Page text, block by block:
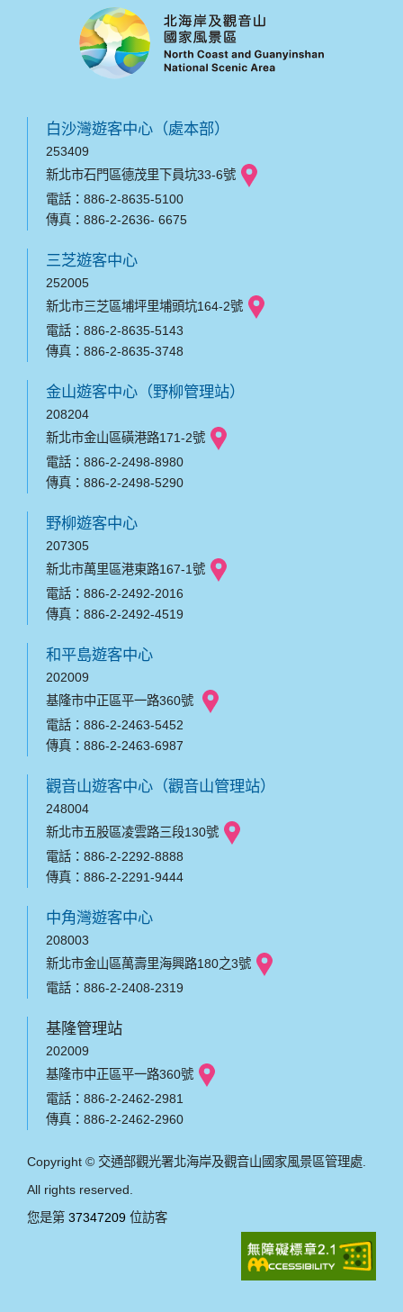
白沙灣遊客中心（處本部）
253409
新北市石門區德茂里下員坑33-6號
電話：886-2-8635-5100
傳真：886-2-2636- 6675
三芝遊客中心
252005
新北市三芝區埔坪里埔頭坑164-2號
電話：886-2-8635-5143
傳真：886-2-8635-3748
金山遊客中心（野柳管理站）
208204
新北市金山區磺港路171-2號
電話：886-2-2498-8980
傳真：886-2-2498-5290
野柳遊客中心
207305
新北市萬里區港東路167-1號
電話：886-2-2492-2016
傳真：886-2-2492-4519
和平島遊客中心
202009
基隆市中正區平一路360號
電話：886-2-2463-5452
傳真：886-2-2463-6987
觀音山遊客中心（觀音山管理站）
248004
新北市五股區凌雲路三段130號
電話：886-2-2292-8888
傳真：886-2-2291-9444
中角灣遊客中心
208003
新北市金山區萬壽里海興路180之3號
電話：886-2-2408-2319
基隆管理站
202009
基隆市中正區平一路360號
電話：886-2-2462-2981
傳真：886-2-2462-2960
Copyright © 交通部觀光署北海岸及觀音山國家風景區管理處.
All rights reserved.
您是第 37347209 位訪客